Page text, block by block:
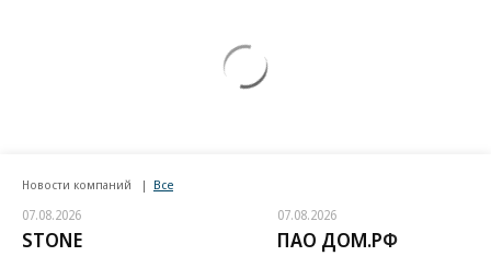
Новости компаний Все
07.08.2026
STONE
07.08.2026
ПАО ДОМ.РФ